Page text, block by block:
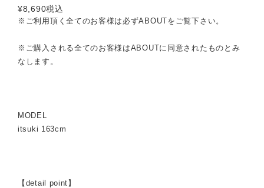
¥8,690税込
※ご利用頂く全てのお客様は必ずABOUTをご覧下さい。
※ご購入される全てのお客様はABOUTに同意されたものとみ
なします。
MODEL
itsuki 163cm
【detail point】